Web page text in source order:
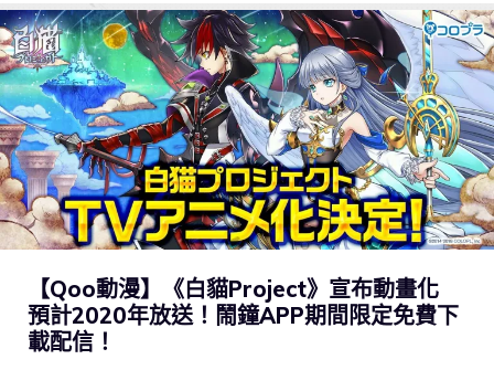
【Qoo動漫】《白貓Project》宣布動畫化
預計2020年放送！鬧鐘APP期間限定免費下
載配信！